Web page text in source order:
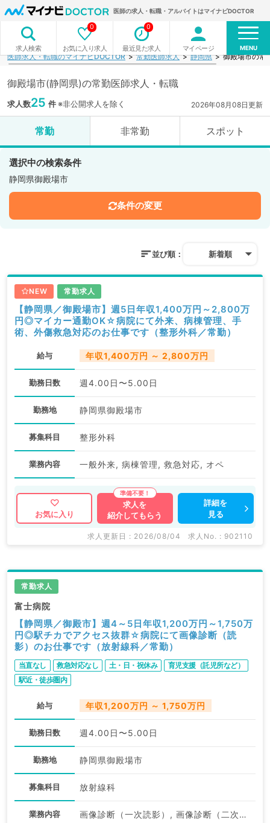
医師の求人・転職・アルバイトはマイナビDOCTOR
求人検索 お気に入り求人
0
最近見た求人
0
マイページ MENU
医師求人・転職のマイナビDOCTOR 常勤医師求人 静岡県 御殿場市の常
御殿場市(静岡県)の常勤医師求人・転職
求人数25 件※非公開求人を除く 2026年08月08日更新
常勤 非常勤 スポット
選択中の検索条件
静岡県御殿場市
条件の変更
並び順： 新着順
NEW 常勤求人
【静岡県／御殿場市】週5日年収1,400万円～2,800万
円◎マイカー通勤OK☆病院にて外来、病棟管理、手
術、外傷救急対応のお仕事です（整形外科／常勤）
給与 年収1,400万円 ～ 2,800万円
勤務日数 週4.00日〜5.00日
勤務地 静岡県御殿場市
募集科目 整形外科
業務内容 一般外来, 病棟管理, 救急対応, オペ
お気に入り
求人を
紹介してもらう
詳細を
見る
求人更新日 : 2026/08/04 求人No. : 902110
常勤求人
富士病院
【静岡県／御殿市】週4～5日年収1,200万円～1,750万
円◎駅チカでアクセス抜群☆病院にて画像診断（読
影）のお仕事です（放射線科／常勤）
当直なし 救急対応なし 土・日・祝休み
育児支援（託児所など）
駅近・徒歩圏内
給与 年収1,200万円 ～ 1,750万円
勤務日数 週4.00日〜5.00日
勤務地 静岡県御殿場市
募集科目 放射線科
業務内容 画像診断（一次読影）, 画像診断（二次読影）